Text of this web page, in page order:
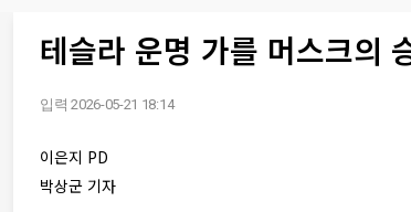
테슬라 운명 가를 머스크의
입력 2026-05-21 18:14
이은지 PD
박상군 기자